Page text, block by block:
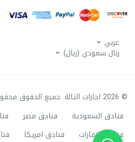
عربي
ربال سعودي (ريال)
© 2026 اجازات التالة. جميع الحقوق محفوظة
فنادق السعودية
فنادق مصر
فنادق الامارات
فنادق امريكا